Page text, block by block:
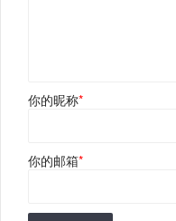
你的昵称*
你的邮箱*